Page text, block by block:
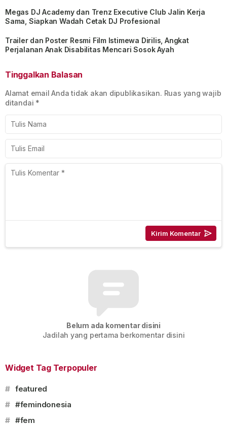
Megas DJ Academy dan Trenz Executive Club Jalin Kerja
Sama, Siapkan Wadah Cetak DJ Profesional
Trailer dan Poster Resmi Film Istimewa Dirilis, Angkat
Perjalanan Anak Disabilitas Mencari Sosok Ayah
Tinggalkan Balasan
Alamat email Anda tidak akan dipublikasikan. Ruas yang wajib
ditandai *
Belum ada komentar disini
Jadilah yang pertama berkomentar disini
Widget Tag Terpopuler
# featured
# #femindonesia
# #fem